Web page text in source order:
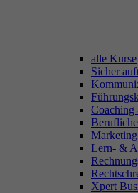
alle Kurse
Sicher
Coaching
Lern- &
Xpert